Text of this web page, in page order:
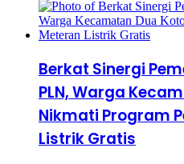
Berkat Sinergi
PLN, Warga
Nikmati Program
Listrik Gratis